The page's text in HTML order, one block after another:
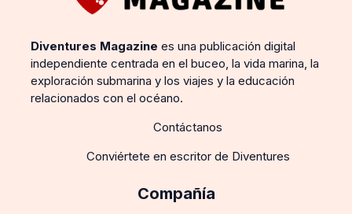
Diventures Magazine es una publicación digital
independiente centrada en el buceo, la vida marina, la
exploración submarina y los viajes y la educación
relacionados con el océano.
Contáctanos
Conviértete en escritor de Diventures
Compañía